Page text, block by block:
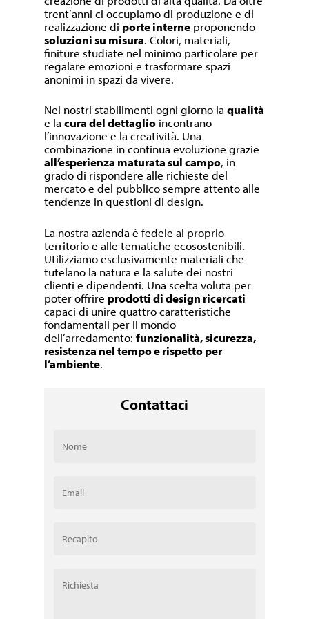
trent’anni ci occupiamo di produzione e di
realizzazione di porte interne proponendo
soluzioni su misura. Colori, materiali,
finiture studiate nel minimo particolare per
regalare emozioni e trasformare spazi
anonimi in spazi da vivere.
Nei nostri stabilimenti ogni giorno laqualità
e lacura del dettaglio incontrano
l’innovazione e la creatività. Una
combinazione in continua evoluzione grazie
all’esperienza maturata sul campo, in
grado di rispondere alle richieste del
mercato e del pubblico sempre attento alle
tendenze in questioni di design.
La nostra azienda è fedele al proprio
territorio e alle tematiche ecosostenibili.
Utilizziamo esclusivamente materiali che
tutelano la natura e la salute dei nostri
clienti e dipendenti. Una scelta voluta per
poter offrire prodotti di design ricercati
capaci di unire quattro caratteristiche
fondamentali per il mondo
dell’arredamento:funzionalità, sicurezza,
resistenza nel tempo e rispetto per
l’ambiente.
Contattaci